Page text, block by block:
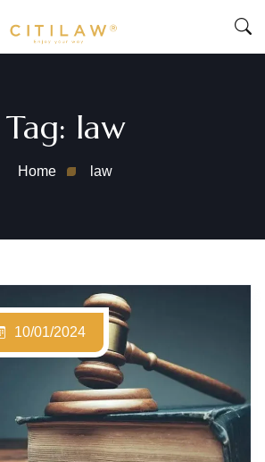
Tag: law
Home law
10/01/2024